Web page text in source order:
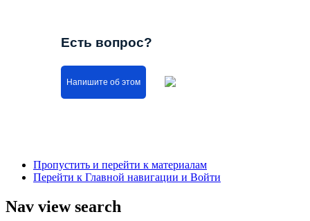
Есть вопрос?
Напишите об этом
Пропустить и перейти к материалам
Перейти к Главной навигации и Войти
Nav view search